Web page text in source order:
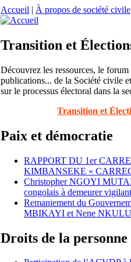
Accueil | À propos de société civile
Transition et
Découvrez les ressources, le
publications... de la Société civile
sur le processus électoral dans la
Transition et
Paix et démocratie
RAPPORT DU 1er
KIMBANSEKE «
Christopher NGOYI
congolais à demeurer vigilant
Remaniement du
MBIKAYI et Nene NKULU
Droits de la personne